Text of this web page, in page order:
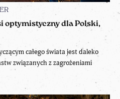
optymistyczny dla Polski,
całego świata jest daleko
związanych z zagrożeniami